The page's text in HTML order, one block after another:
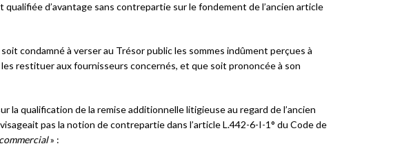
d’avantage sans contrepartie sur le fondement de l’ancien article
condamné à verser au Trésor public les sommes indûment perçues à
restituer aux fournisseurs concernés, et que soit prononcée à son
qualification de la remise additionnelle litigieuse au regard de l’ancien
pas la notion de contrepartie dans l’article L.442-6-I-1° du Code de
» :